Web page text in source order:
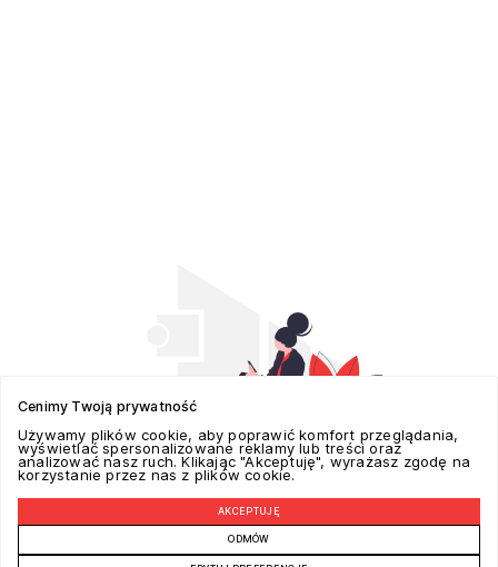
POZYCJONOWANIE W GOOGLE REALIZUJE -ADSPECTRA.PL
Cenimy Twoją prywatność
Używamy plików cookie, aby poprawić komfort przeglądania,
wyświetlać spersonalizowane reklamy lub treści oraz
analizować nasz ruch. Klikając "Akceptuję", wyrażasz zgodę na
korzystanie przez nas z plików cookie.
ODMÓW
AKCEPTUJĘ